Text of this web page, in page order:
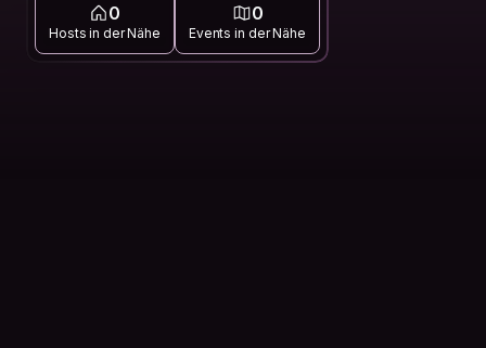
0
Hosts in der Nähe
0
Events in der Nähe